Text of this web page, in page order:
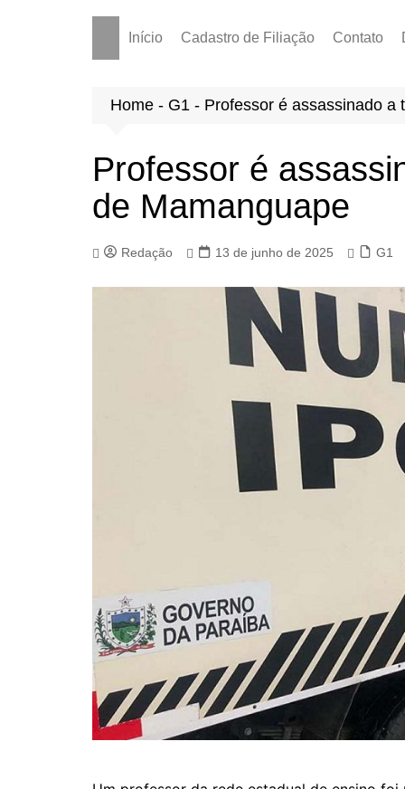
Início Cadastro de Filiação Contato
Home - G1 - Professor é assassinado a
Professor é
de Mamanguape
Redação 13 de junho de 2025 G1